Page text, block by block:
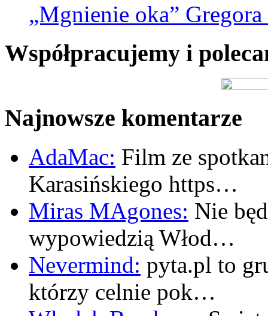
„Mgnienie oka”
Współpracujemy i
Najnowsze komentarze
AdaMac: Film ze
Karasińskiego https…
Miras MAgones: Nie
wypowiedzią Włod…
Nevermind: pyta.pl to
którzy celnie pok…